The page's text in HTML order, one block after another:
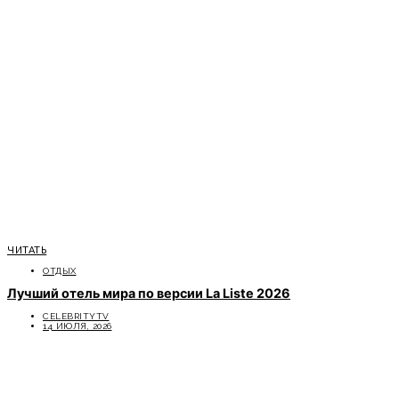
ЧИТАТЬ
ОТДЫХ
Лучший отель мира по версии La Liste 2026
CELEBRITYTV
14 ИЮЛЯ, 2026